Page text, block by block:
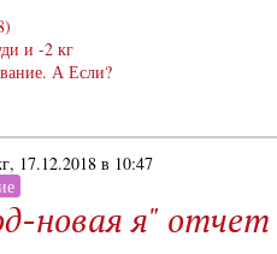
и -2 кг
А Если?
17.12.2018 в 10:47
новая я" отчет